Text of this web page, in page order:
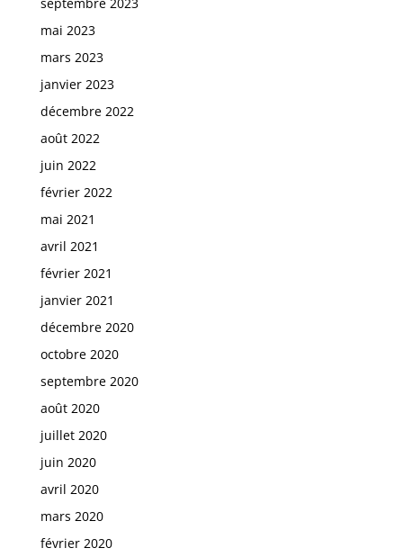
mai 2023
mars 2023
janvier 2023
décembre 2022
août 2022
juin 2022
février 2022
mai 2021
avril 2021
février 2021
janvier 2021
décembre 2020
octobre 2020
septembre 2020
août 2020
juillet 2020
juin 2020
avril 2020
mars 2020
février 2020